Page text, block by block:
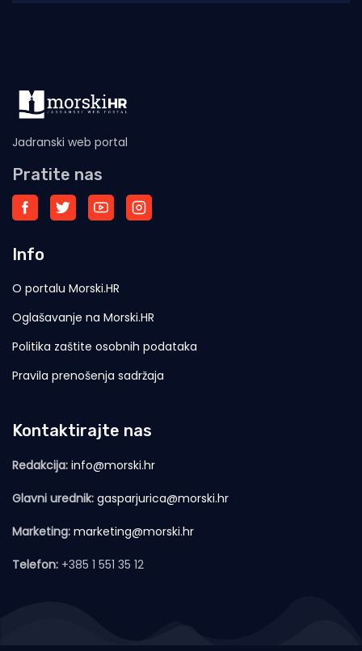
Jadranski web portal
Pratite nas
Info
O portalu Morski.HR
Oglašavanje na Morski.HR
Politika zaštite osobnih podataka
Pravila prenošenja sadržaja
Kontaktirajte nas
Redakcija: info@morski.hr
Glavni urednik: gasparjurica@morski.hr
Marketing: marketing@morski.hr
Telefon: +385 1 551 35 12